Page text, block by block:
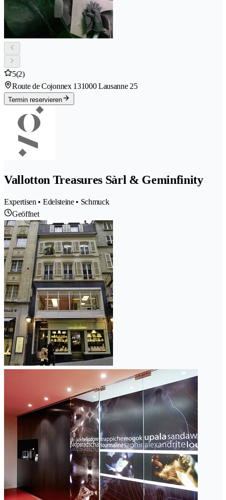
5(2)
Route de Cojonnex 131000 Lausanne 25
Termin reservieren
Vallotton Treasures Sàrl & Geminfinity
Expertisen • Edelsteine • Schmuck
Geöffnet